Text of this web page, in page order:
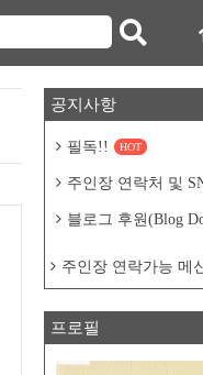
공지사항
필독!! HOT
주인장 연락처 및
블로그 후원(Blog
주인장 연락가능 메
프로필